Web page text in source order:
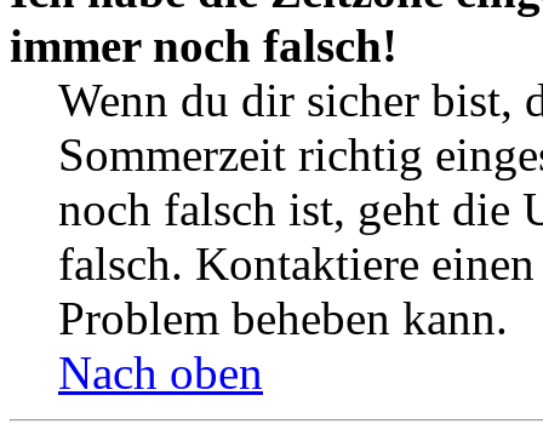
immer noch falsch!
Wenn du dir sicher bist,
Sommerzeit richtig
noch falsch ist, geht die
falsch. Kontaktiere
Problem beheben kann.
Nach oben